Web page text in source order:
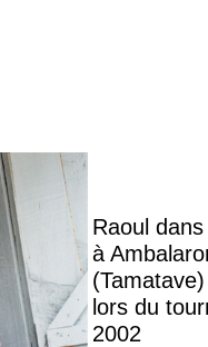
Raoul
à
(Tamatave)
lors du
2002